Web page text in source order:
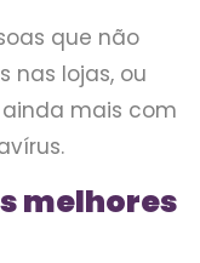
que não
nas lojas, ou
mais com
melhores